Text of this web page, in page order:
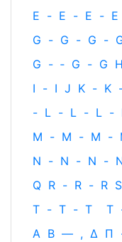
E - E - E - E
G - G - G -
G - ‐ G - G H
I - I J K - K
- L - L - L -
M - M - M -
N - N - N -
Q R - R - R S
T - T - T T
Α Β — , Δ Π